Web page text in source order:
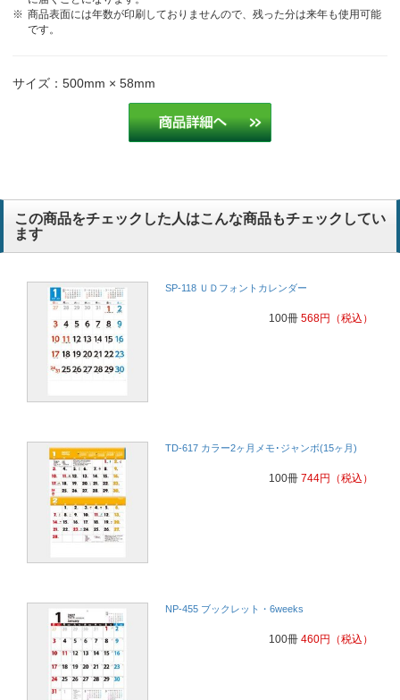
値段がお手頃価格なので
介護
毎年このカレンダーを待ってくれているお客様がいらっしゃるので選
毎年注文しています。
サイズ見やすさ 運送業
スケジュール等を記入できて便利、工事現場で重宝がられます。
お客様に使いやすいと好評だから
数字が大きくわかりやすいため
数字が大きくわかりやすいため
メモができるのと字が大きい 便利屋
メモができるのと字が大きい
商品表面には年数が印刷しておりませんので、残った分は来年も使用可能
です。
サイズ：500mm × 58mm
この商品をチェックした人はこんな商品もチェックしてい
ます
SP-118 ＵＤフォントカレンダー
100冊 568円 （税込）
TD-617 カラー2ヶ月メモ･ジャンボ(15ヶ月)
100冊 744円 （税込）
NP-455 ブックレット・6weeks
100冊 460円 （税込）